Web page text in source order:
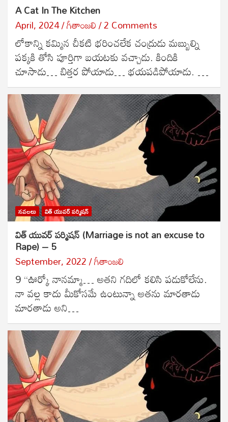
A Cat In The Kitchen
April, 2024 గీతాంజలి 2 Comments
లోకాన్ని కమ్మిన చీకటి భరించలేక చంద్రుడు మబ్బుల్ని
పక్కకి తోసి పూర్తిగా బయటకు వచ్చాడు. కిందికి
చూసాడు… బిత్తర పోయాడు… భయపడిపోయాడు. …
నవలలు విత్ యువర్ పర్మిషన్
విత్ యువర్ పర్మిషన్ (Marriage is not an excuse to
Rape) – 5
September, 2022 గీతాంజలి
9 ‘‘ఊర్కో నానమ్మా… అతని గదిలో కలిసి పడుకోలేను.
నా వల్ల కాదు మీకోసమే ఉంటున్నా అతను మారతాడు
మారతాడు అని…